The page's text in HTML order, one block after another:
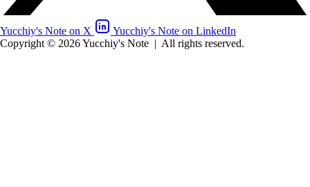
Yucchiy's Note on X
Yucchiy's Note on LinkedIn
Copyright © 2026 Yucchiy's Note | All rights reserved.